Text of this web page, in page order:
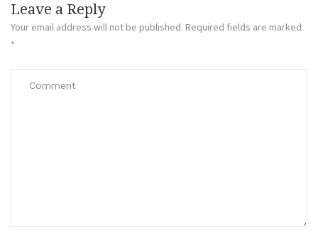
Leave a Reply
Your email address will not be published. Required fields are marked
*